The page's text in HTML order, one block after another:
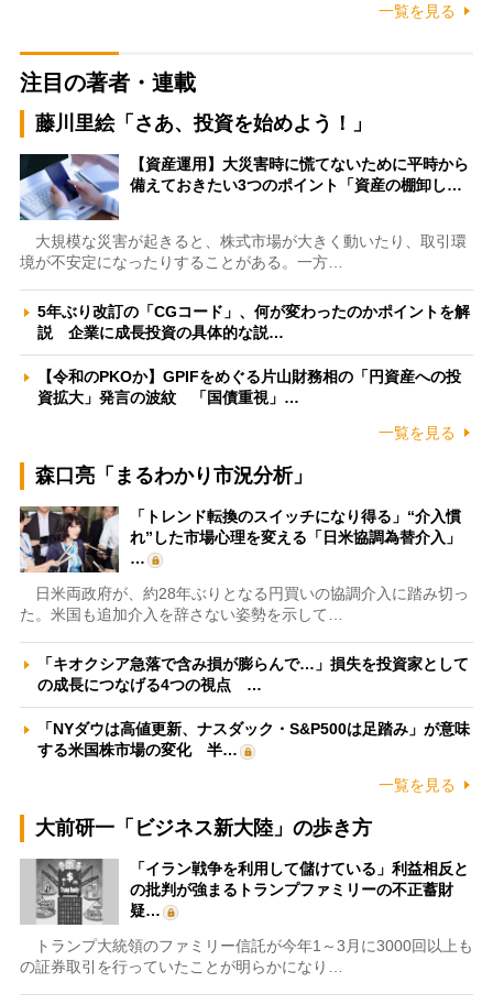
一覧を見る
注目の著者・連載
藤川里絵「さあ、投資を始めよう！」
【資産運用】大災害時に慌てないために平時から
備えておきたい3つのポイント「資産の棚卸し…
大規模な災害が起きると、株式市場が大きく動いたり、取引環
境が不安定になったりすることがある。一方…
5年ぶり改訂の「CGコード」、何が変わったのかポイントを解
説 企業に成長投資の具体的な説…
【令和のPKOか】GPIFをめぐる片山財務相の「円資産への投
資拡大」発言の波紋 「国債重視」…
一覧を見る
森口亮「まるわかり市況分析」
「トレンド転換のスイッチになり得る」“介入慣
れ”した市場心理を変える「日米協調為替介入」
…
日米両政府が、約28年ぶりとなる円買いの協調介入に踏み切っ
た。米国も追加介入を辞さない姿勢を示して…
「キオクシア急落で含み損が膨らんで…」損失を投資家として
の成長につなげる4つの視点 …
「NYダウは高値更新、ナスダック・S&P500は足踏み」が意味
する米国株市場の変化 半…
一覧を見る
大前研一「ビジネス新大陸」の歩き方
「イラン戦争を利用して儲けている」利益相反と
の批判が強まるトランプファミリーの不正蓄財
疑…
トランプ大統領のファミリー信託が今年1～3月に3000回以上も
の証券取引を行っていたことが明らかになり…